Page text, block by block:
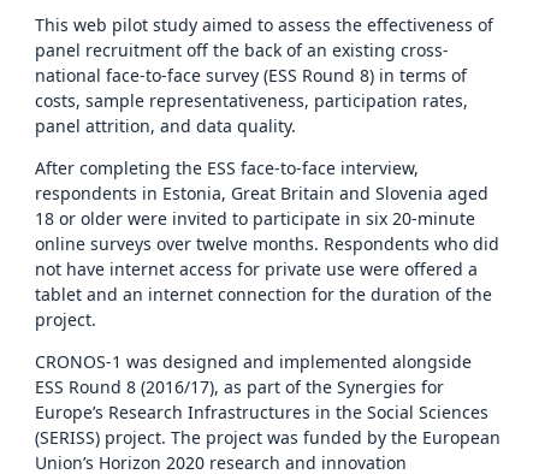
This web pilot study aimed to assess the effectiveness of
panel recruitment off the back of an existing cross-
national face-to-face survey (ESS Round 8) in terms of
costs, sample representativeness, participation rates,
panel attrition, and data quality.
After completing the ESS face-to-face interview,
respondents in Estonia, Great Britain and Slovenia aged
18 or older were invited to participate in six 20-minute
online surveys over twelve months. Respondents who did
not have internet access for private use were offered a
tablet and an internet connection for the duration of the
project.
CRONOS-1 was designed and implemented alongside
ESS Round 8 (2016/17), as part of the Synergies for
Europe’s Research Infrastructures in the Social Sciences
(SERISS) project. The project was funded by the European
Union’s Horizon 2020 research and innovation